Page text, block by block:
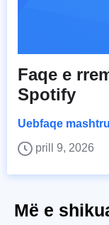
Faqe e
Spotify
Uebfaqe
prill 9, 2026
Më e